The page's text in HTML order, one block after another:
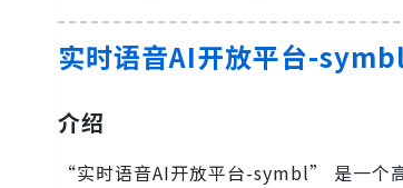
实时语音AI开放平台-symbl
介绍
“实时语音AI开放平台-symbl” 是一个